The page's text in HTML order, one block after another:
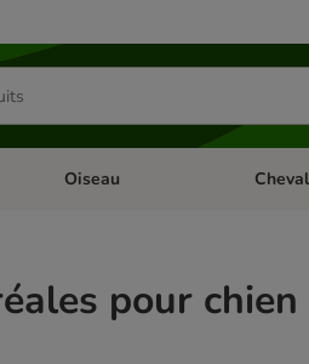
Rongeur & Co
Dérouler les catégories: Poisson
Oiseau Cheval
pour chien